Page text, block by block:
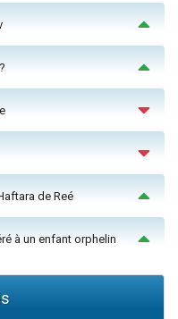
de Reé
à un enfant orphelin